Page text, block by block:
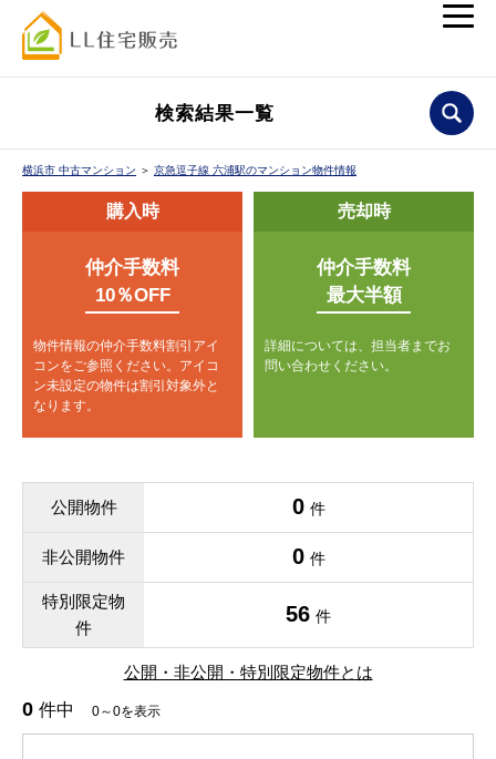
検索結果一覧
横浜市 中古マンション ＞ 京急逗子線 六浦駅のマンション物件情報
購入時
仲介手数料
10％OFF
物件情報の仲介手数料割引アイ
コンをご参照ください。 アイコ
ン未設定の物件は割引対象外と
なります。
売却時
仲介手数料
最大半額
詳細については、担当者までお
問い合わせください。
公開物件 0 件
非公開物件 0 件
特別限定物
件
56 件
公開・非公開・特別限定物件とは
0 件中 0～0を表示